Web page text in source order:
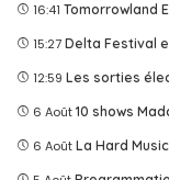
16:41 Tomorrowland
15:27 Delta Festival
12:59 Les sorties
6 Août 10 shows
6 Août La Hard